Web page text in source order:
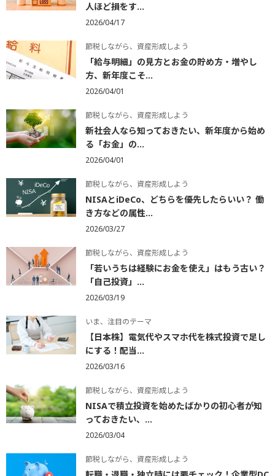
人ほど損をす...
2026/04/17
節税しながら、資産形成しよう
「給与明細」の見方とお金の貯め方・増やし
方、新年度こそ...
2026/04/01
節税しながら、資産形成しよう
新社会人なら知っておきたい、新年度から始め
る「お金」の...
2026/04/01
節税しながら、資産形成しよう
NISAとiDeCo、どちらを優先したらいい？ 働
き方などの属性...
2026/03/27
節税しながら、資産形成しよう
「若いうちは経験にお金を使え」はもう古い？
「自己投資」...
2026/03/19
いま、注目のテーマ
【日本株】電気代やスマホ代を株式投資で足し
にする！配当...
2026/03/16
節税しながら、資産形成しよう
NISAで積立投資を始めたばかりの初心者が知
っておきたい、...
2026/03/04
節税しながら、資産形成しよう